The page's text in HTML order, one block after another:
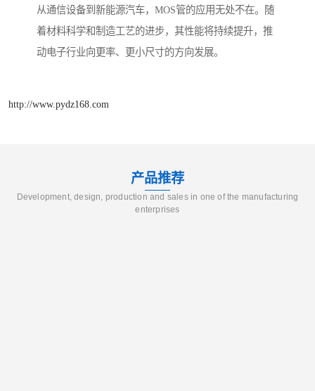
从通信设备到新能源汽车，MOS管的应用无处不在。随
着材料科学和制造工艺的进步，其性能将持续提升，推
动电子行业向更率、更小尺寸的方向发展。
http://www.pydz168.com
产品推荐
Development, design, production and sales in one of the manufacturing
enterprises